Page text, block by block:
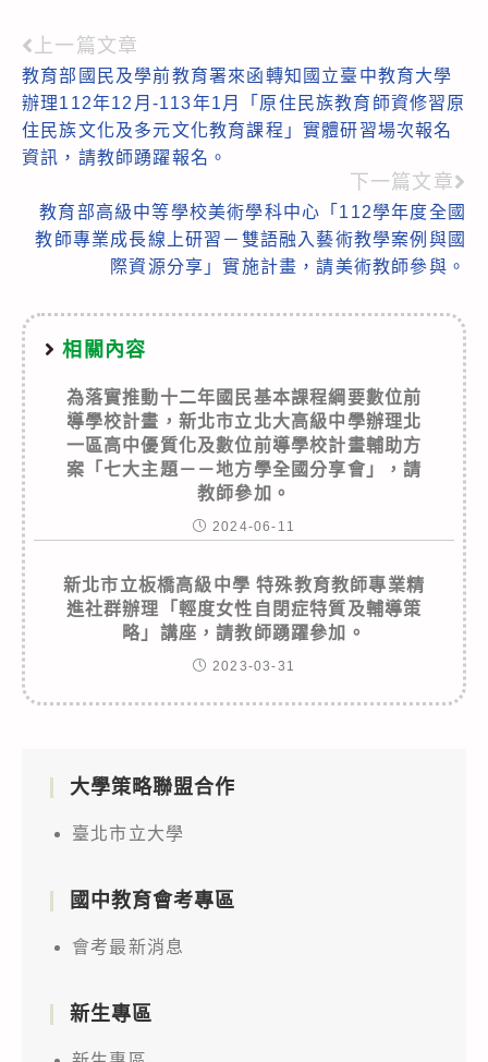
Read
more
articles
上一篇文章
教育部國民及學前教育署來函轉知國立臺中教育大學
辦理112年12月-113年1月「原住民族教育師資修習原
住民族文化及多元文化教育課程」實體研習場次報名
資訊，請教師踴躍報名。
下一篇文章
教育部高級中等學校美術學科中心「112學年度全國
教師專業成長線上研習－雙語融入藝術教學案例與國
際資源分享」實施計畫，請美術教師參與。
相關內容
為落實推動十二年國民基本課程綱要數位前
導學校計畫，新北市立北大高級中學辦理北
一區高中優質化及數位前導學校計畫輔助方
案「七大主題－－地方學全國分享會」，請
教師參加。
2024-06-11
新北市立板橋高級中學 特殊教育教師專業精
進社群辦理「輕度女性自閉症特質及輔導策
略」講座，請教師踴躍參加。
2023-03-31
大學策略聯盟合作
臺北市立大學
國中教育會考專區
會考最新消息
新生專區